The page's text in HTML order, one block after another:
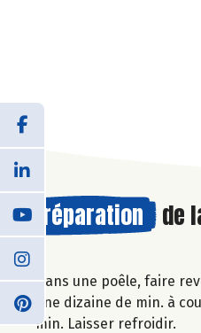
Préparation de
Dans une poêle, faire
une dizaine de min. à
min. Laisser refroidir.